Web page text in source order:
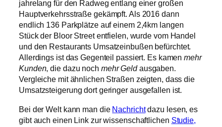
Allerdings ist das Gegenteil passiert. Es kamen
Kunden, die dazu nochmehr Geldausgaben.
Vergleiche mit ähnlichen Straßen zeigten, dass die
Umsatzsteigerung dort geringer ausgefallen ist.
Bei der Welt kann man dieNachricht dazu lesen, es
gibt auch einen Link zur wissenschaftlichenStudie,
die zu dem Schluss kam, dass dieser Radweg einen
neutralen bis positiven Effekt auf die lokalen